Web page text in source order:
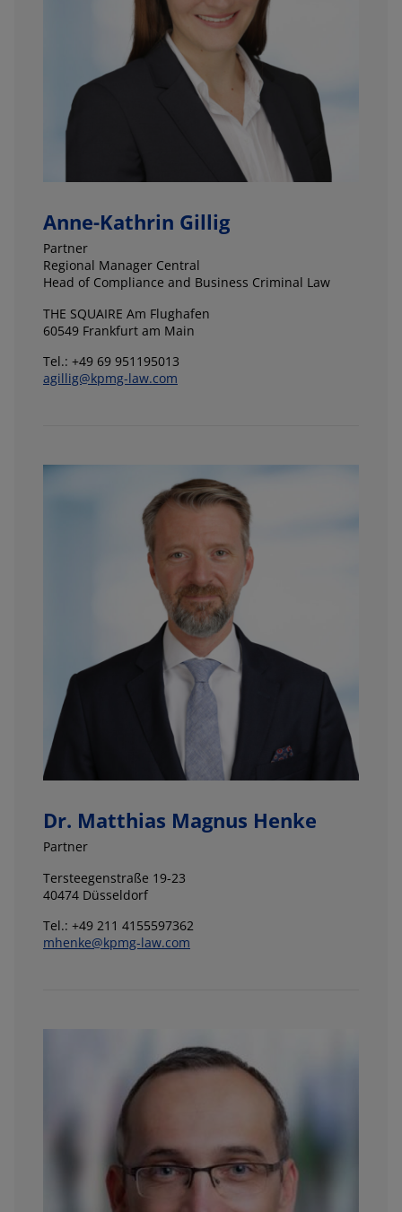
Anne-Kathrin Gillig
Partner
Regional Manager Central
Head of Compliance and Business Criminal Law
THE SQUAIRE Am Flughafen
60549 Frankfurt am Main
Tel.: +49 69 951195013
agillig@kpmg-law.com
Dr. Matthias Magnus Henke
Partner
Tersteegenstraße 19-23
40474 Düsseldorf
Tel.: +49 211 4155597362
mhenke@kpmg-law.com